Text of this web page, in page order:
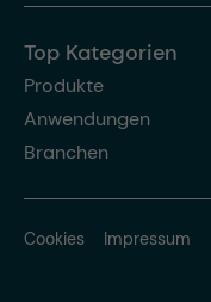
Top Kategorien
Produkte
Anwendungen
Branchen
Cookies Impressum